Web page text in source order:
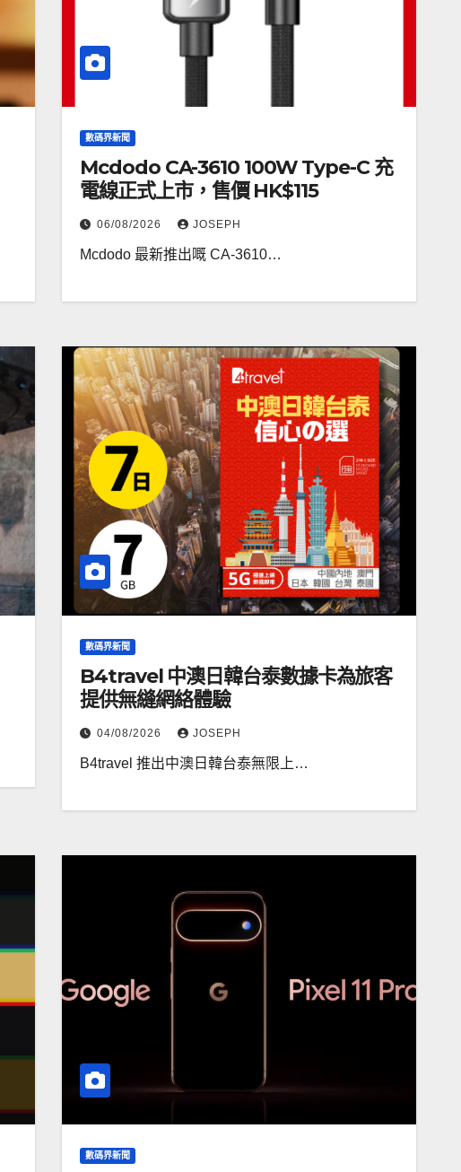
數碼界新聞
Mcdodo CA-3610 100W Type-C 充
電線正式上市，售價 HK$115
06/08/2026 JOSEPH
Mcdodo 最新推出嘅 CA-3610…
數碼界新聞
B4travel 中澳日韓台泰數據卡為旅客
提供無縫網絡體驗
04/08/2026 JOSEPH
B4travel 推出中澳日韓台泰無限上…
數碼界新聞